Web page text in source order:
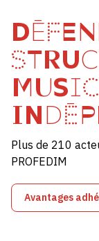
Plus de 210
PROFEDIM
Avantages